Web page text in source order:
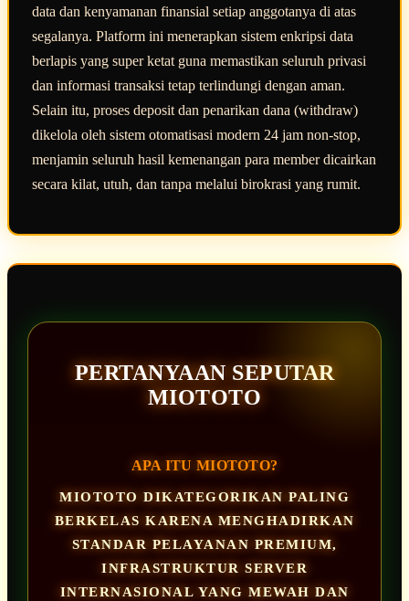
data dan kenyamanan finansial setiap anggotanya di atas
segalanya. Platform ini menerapkan sistem enkripsi data
berlapis yang super ketat guna memastikan seluruh privasi
dan informasi transaksi tetap terlindungi dengan aman.
Selain itu, proses deposit dan penarikan dana (withdraw)
dikelola oleh sistem otomatisasi modern 24 jam non-stop,
menjamin seluruh hasil kemenangan para member dicairkan
secara kilat, utuh, dan tanpa melalui birokrasi yang rumit.
PERTANYAAN SEPUTAR
MIOTOTO
APA ITU MIOTOTO?
MIOTOTO DIKATEGORIKAN PALING
BERKELAS KARENA MENGHADIRKAN
STANDAR PELAYANAN PREMIUM,
INFRASTRUKTUR SERVER
INTERNASIONAL YANG MEWAH DAN